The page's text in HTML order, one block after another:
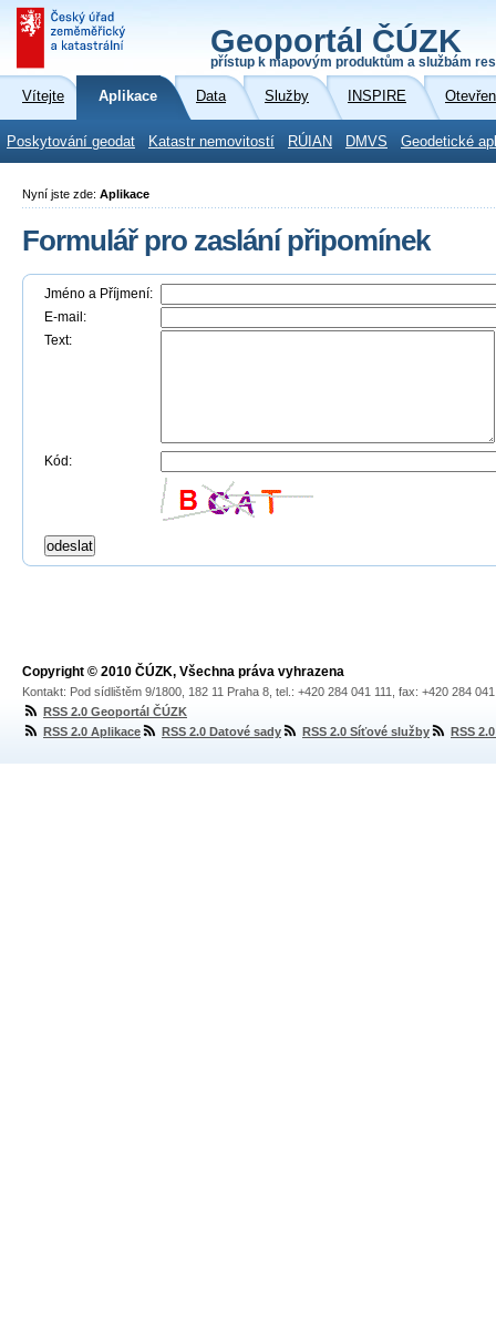
Geoportál ČÚZK
přístup k mapovým produktům a službám
Vítejte Aplikace Data Služby INSPIRE
Poskytování geodat Katastr nemovitostí RÚIAN DMVS Geodetické
Nyní jste zde: Aplikace
Formulář pro zaslání připomínek
Jméno a Příjmení:
E-mail:
Text:
Kód:
Copyright © 2010 ČÚZK, Všechna práva vyhrazena
Kontakt: Pod sídlištěm 9/1800, 182 11 Praha 8, tel.: +420 284 041 111, fax: +420 284
RSS 2.0 Geoportál ČÚZK
RSS 2.0 Aplikace
RSS 2.0 Datové sady RSS 2.0 Síťové služby RSS